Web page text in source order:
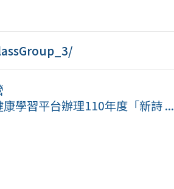
學習平台辦理110年度「新詩 ...